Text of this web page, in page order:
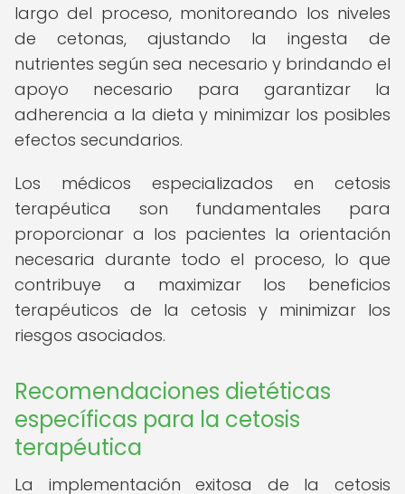
largo del proceso, monitoreando los niveles
de cetonas, ajustando la ingesta de
nutrientes según sea necesario y brindando el
apoyo necesario para garantizar la
adherencia a la dieta y minimizar los posibles
efectos secundarios.
Los médicos especializados en cetosis
terapéutica son fundamentales para
proporcionar a los pacientes la orientación
necesaria durante todo el proceso, lo que
contribuye a maximizar los beneficios
terapéuticos de la cetosis y minimizar los
riesgos asociados.
Recomendaciones dietéticas
específicas para la cetosis
terapéutica
La implementación exitosa de la cetosis